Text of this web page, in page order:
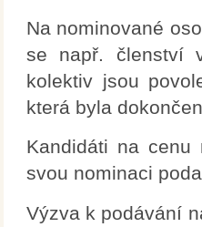
Na nominované
se např. členství
kolektiv jsou
která byla
Kandidáti na cenu
svou nominaci
Výzva k podávání